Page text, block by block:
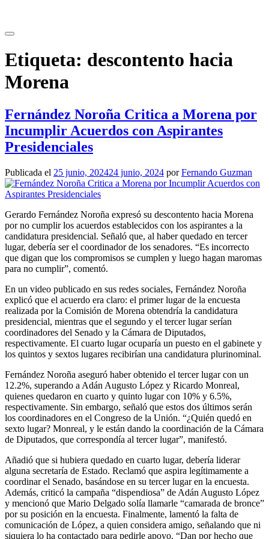
contenido
Etiqueta: descontento hacia
Morena
Fernández Noroña Critica a Morena por
Incumplir Acuerdos con Aspirantes
Presidenciales
Publicada el 25 junio, 202424 junio, 2024 porFernando Guzman
Gerardo Fernández Noroña expresó su descontento hacia Morena
por no cumplir los acuerdos establecidos con los aspirantes a la
candidatura presidencial. Señaló que, al haber quedado en tercer
lugar, debería ser el coordinador de los senadores. “Es incorrecto
que digan que los compromisos se cumplen y luego hagan maromas
para no cumplir”, comentó.
En un video publicado en sus redes sociales, Fernández Noroña
explicó que el acuerdo era claro: el primer lugar de la encuesta
realizada por la Comisión de Morena obtendría la candidatura
presidencial, mientras que el segundo y el tercer lugar serían
coordinadores del Senado y la Cámara de Diputados,
respectivamente. El cuarto lugar ocuparía un puesto en el gabinete y
los quintos y sextos lugares recibirían una candidatura plurinominal.
Fernández Noroña aseguró haber obtenido el tercer lugar con un
12.2%, superando a Adán Augusto López y Ricardo Monreal,
quienes quedaron en cuarto y quinto lugar con 10% y 6.5%,
respectivamente. Sin embargo, señaló que estos dos últimos serán
los coordinadores en el Congreso de la Unión. “¿Quién quedó en
sexto lugar? Monreal, y le están dando la coordinación de la Cámara
de Diputados, que correspondía al tercer lugar”, manifestó.
Añadió que si hubiera quedado en cuarto lugar, debería liderar
alguna secretaría de Estado. Reclamó que aspira legítimamente a
coordinar el Senado, basándose en su tercer lugar en la encuesta.
Además, criticó la campaña “dispendiosa” de Adán Augusto López
y mencionó que Mario Delgado solía llamarle “camarada de bronce”
por su posición en la encuesta. Finalmente, lamentó la falta de
comunicación de López, a quien considera amigo, señalando que ni
siquiera lo ha contactado para pedirle apoyo. “Dan por hecho que